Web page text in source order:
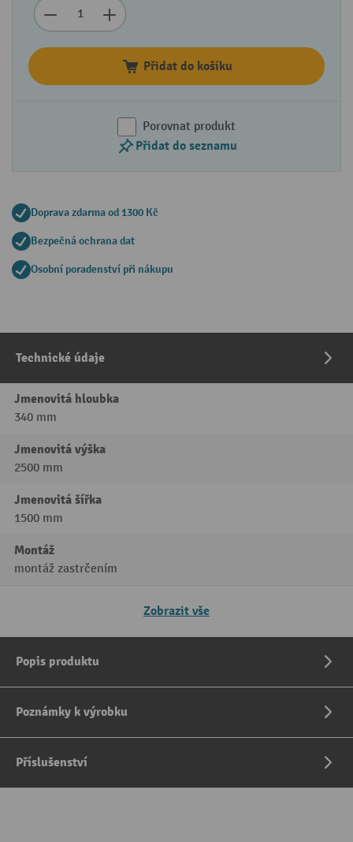
Přidat do košíku
Porovnat produkt
Přidat do seznamu
Doprava zdarma od 1300 Kč
Bezpečná ochrana dat
Osobní poradenství při nákupu
Technické údaje
Jmenovitá hloubka
340 mm
Jmenovitá výška
2500 mm
Jmenovitá šířka
1500 mm
Montáž
montáž zastrčením
Zobrazit vše
Popis produktu
Poznámky k výrobku
Příslušenství